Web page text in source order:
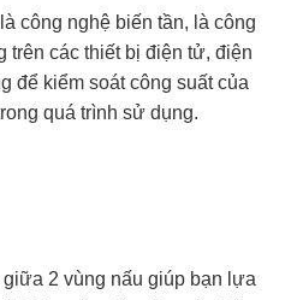
công nghệ biến tần, là công
trên các thiết bị điện tử, điện
để kiểm soát công suất của
quá trình sử dụng.
2 vùng nấu giúp bạn lựa